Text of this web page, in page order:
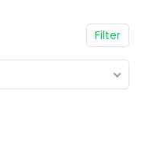
Filter